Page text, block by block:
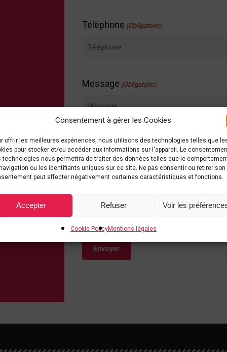
Consentement à gérer les Cookies
offrir les meilleures expériences, nous utilisons des technologies telles que
pour stocker et/ou accéder aux informations sur l'appareil. Le
technologies nous permettra de traiter des données telles que le
ou les identifiants uniques sur ce site. Ne pas consentir ou retirer son
peut affecter négativement certaines caractéristiques et fonctions.
Accepter Refuser Voir les
Cookie PolicyMentions légales
Téléphone (Obligatoire)
Message (Obligatoire)
J'accepte (Obligatoire)
J'ai lu et compris les
données personnelles
confidentialité
et j'accepte de
commerciales personnalisées